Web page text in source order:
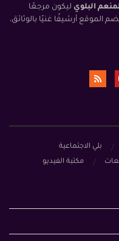
البلوي ليكون مرجعًا
الموقع أرشيفًا غنيًا بالوثائق،
بلي الاجتماعية
مكتبة الفيديو